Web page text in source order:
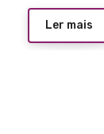
Ler mais